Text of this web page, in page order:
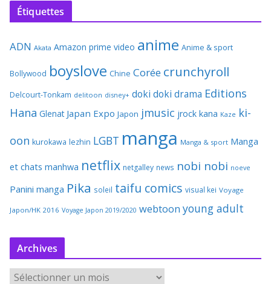
Étiquettes
ADN Akata Amazon prime video anime Anime & sport
Bollywood boyslove Chine Corée crunchyroll
Delcourt-Tonkam delitoon disney+ doki doki drama Editions
Hana Glenat Japan Expo Japon jmusic jrock kana Kaze ki-
oon kurokawa lezhin LGBT manga Manga & sport Manga
et chats manhwa netflix netgalley news nobi nobi noeve
Panini manga Pika soleil taifu comics visual kei Voyage
Japon/HK 2016 Voyage Japon 2019/2020 webtoon young adult
Archives